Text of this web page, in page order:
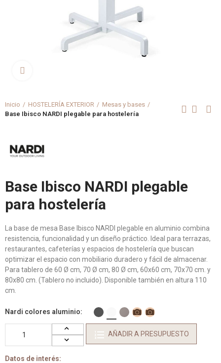
Inicio HOSTELERÍA EXTERIOR
Mesas y bases
Base Ibisco NARDI plegable para hostelería
Base Ibisco NARDI plegable
para hostelería
La base de mesa Base Ibisco NARDI plegable en aluminio combina
resistencia, funcionalidad y un diseño práctico. Ideal para terrazas,
restaurantes, cafeterías y espacios de hostelería que buscan
optimizar el espacio con mobiliario duradero y fácil de almacenar.
Para tablero de 60 Ø cm, 70 Ø cm, 80 Ø cm, 60x60 cm, 70x70 cm. y
80x80 cm. (Tablero no incluido). Disponible también en altura 110
cm.
Nardi colores aluminio
AÑADIR A PRESUPUESTO
Datos de interés: